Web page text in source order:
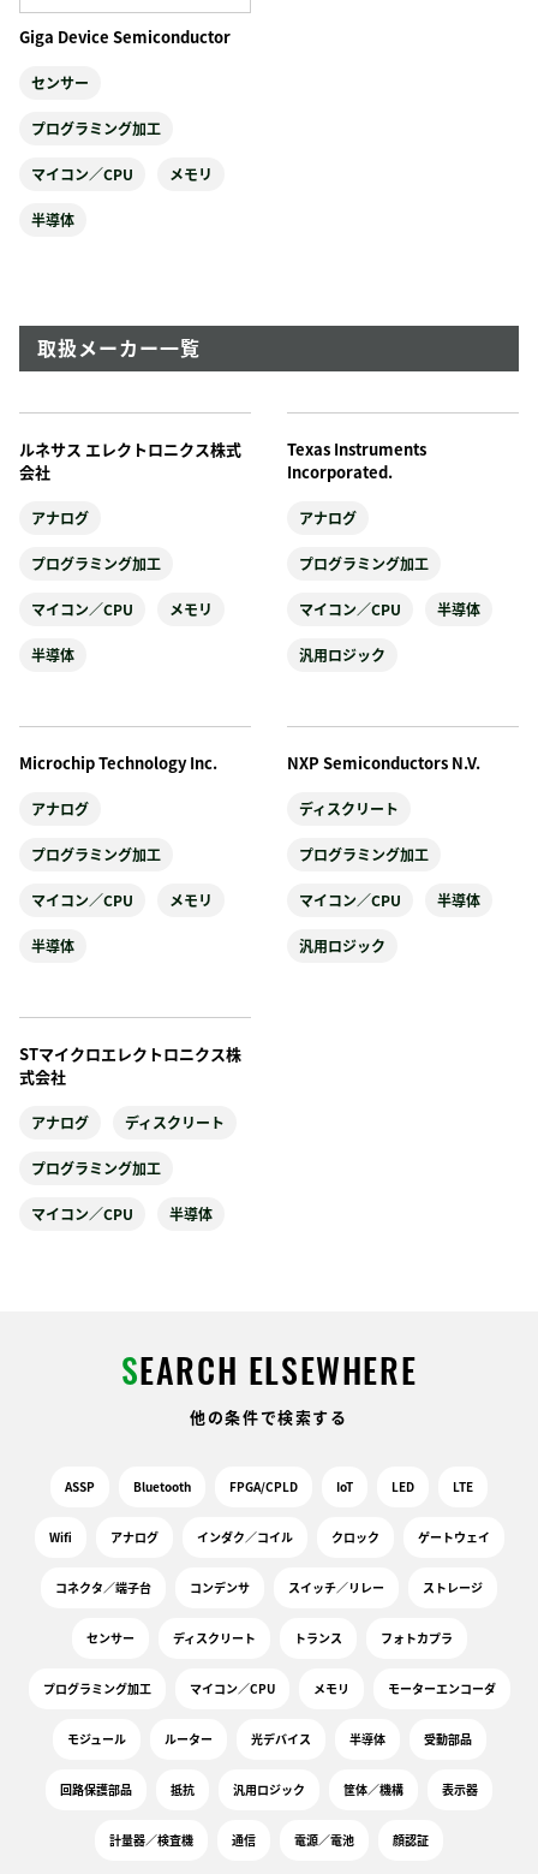
Giga Device Semiconductor
センサー
プログラミング加工
マイコン／CPU メモリ
半導体
取扱メーカー一覧
ルネサス エレクトロニクス株式
会社
アナログ
プログラミング加工
マイコン／CPU メモリ
半導体
Texas Instruments
Incorporated.
アナログ
プログラミング加工
マイコン／CPU 半導体
汎用ロジック
Microchip Technology Inc.
アナログ
プログラミング加工
マイコン／CPU メモリ
半導体
NXP Semiconductors N.V.
ディスクリート
プログラミング加工
マイコン／CPU 半導体
汎用ロジック
STマイクロエレクトロニクス株
式会社
アナログ ディスクリート
プログラミング加工
マイコン／CPU 半導体
SEARCH ELSEWHERE
他の条件で検索する
ASSP Bluetooth FPGA/CPLD IoT LED LTE
Wifi アナログ インダク／コイル クロック ゲートウェイ
コネクタ／端子台 コンデンサ スイッチ／リレー ストレージ
センサー ディスクリート トランス フォトカプラ
プログラミング加工 マイコン／CPU メモリ モーターエンコーダ
モジュール ルーター 光デバイス 半導体 受動部品
回路保護部品 抵抗 汎用ロジック 筐体／機構 表示器
計量器／検査機 通信 電源／電池 顔認証